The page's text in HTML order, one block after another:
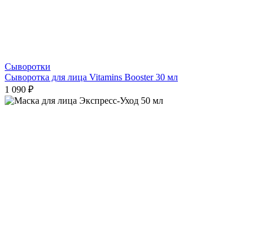
Сыворотки
Сыворотка для лица Vitamins Booster 30 мл
1 090 ₽